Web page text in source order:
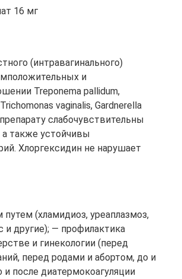
16 мг
(интравагинального)
и
Treponema pallidum,
vaginalis, Gardnerella
слабочувствительны
также устойчивы
Хлоргексидин не нарушает
(хламидиоз, уреаплазмоз,
и другие); — профилактика
и гинекологии (перед
перед родами и абортом, до и
после диатермокоагуляции